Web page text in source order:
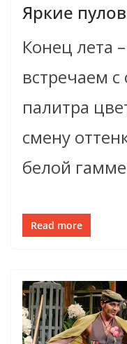
Яркие
Конец лета
встречаем
палитра
смену
белой
Read more